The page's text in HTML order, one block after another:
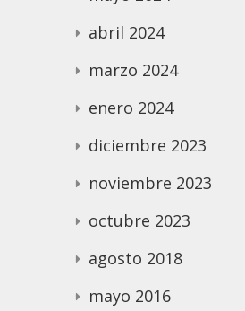
abril 2024
marzo 2024
enero 2024
diciembre 2023
noviembre 2023
octubre 2023
agosto 2018
mayo 2016